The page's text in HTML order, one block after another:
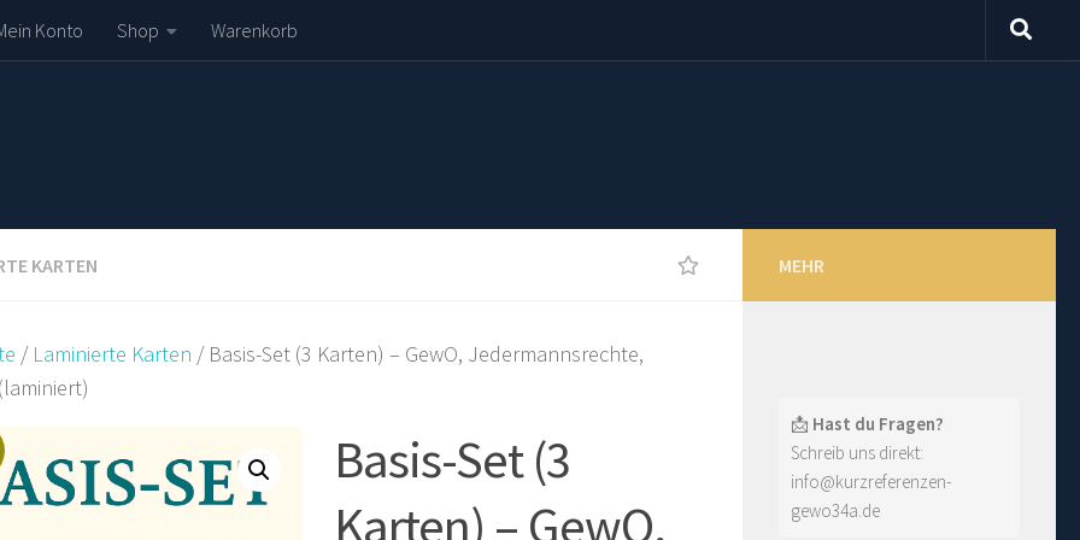
Konto Shop Warenkorb
KARTEN
/ Laminierte Karten / Basis-Set (3 Karten) – GewO, Jedermannsrechte,
Basis-Set (3
Karten) – GewO,
MEHR
📩 Hast du Fragen?
Schreib uns direkt:
info@kurzreferenzen-
gewo34a.de